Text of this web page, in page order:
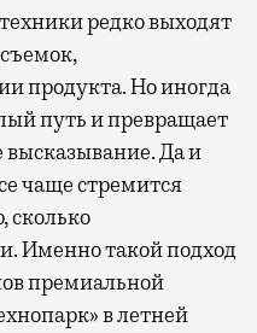
продукта. Но иногда
путь и превращает
Да и
чаще стремится
сколько
Именно такой подход
премиальной
в летней